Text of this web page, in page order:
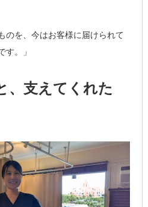
のを、今はお客様に届けられて
す。」
、支えてくれた